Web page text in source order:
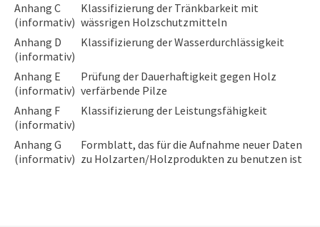
Anhang C
(informativ)
Klassifizierung der Tränkbarkeit mit
wässrigen Holzschutzmitteln
Anhang D
(informativ)
Klassifizierung der Wasserdurchlässigkeit
Anhang E
(informativ)
Prüfung der Dauerhaftigkeit gegen Holz
verfärbende Pilze
Anhang F
(informativ)
Klassifizierung der Leistungsfähigkeit
Anhang G
(informativ)
Formblatt, das für die Aufnahme neuer Daten
zu Holzarten/Holzprodukten zu benutzen ist